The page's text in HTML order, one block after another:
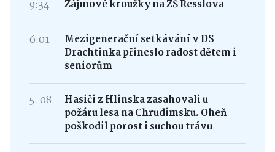
9:34 Zájmové kroužky na ZŠ Resslova
6:01
Mezigenerační setkávání v DS
Drachtinka přineslo radost dětem i
seniorům
5. 08.
Hasiči z Hlinska zasahovali u
požáru lesa na Chrudimsku. Oheň
poškodil porost i suchou trávu